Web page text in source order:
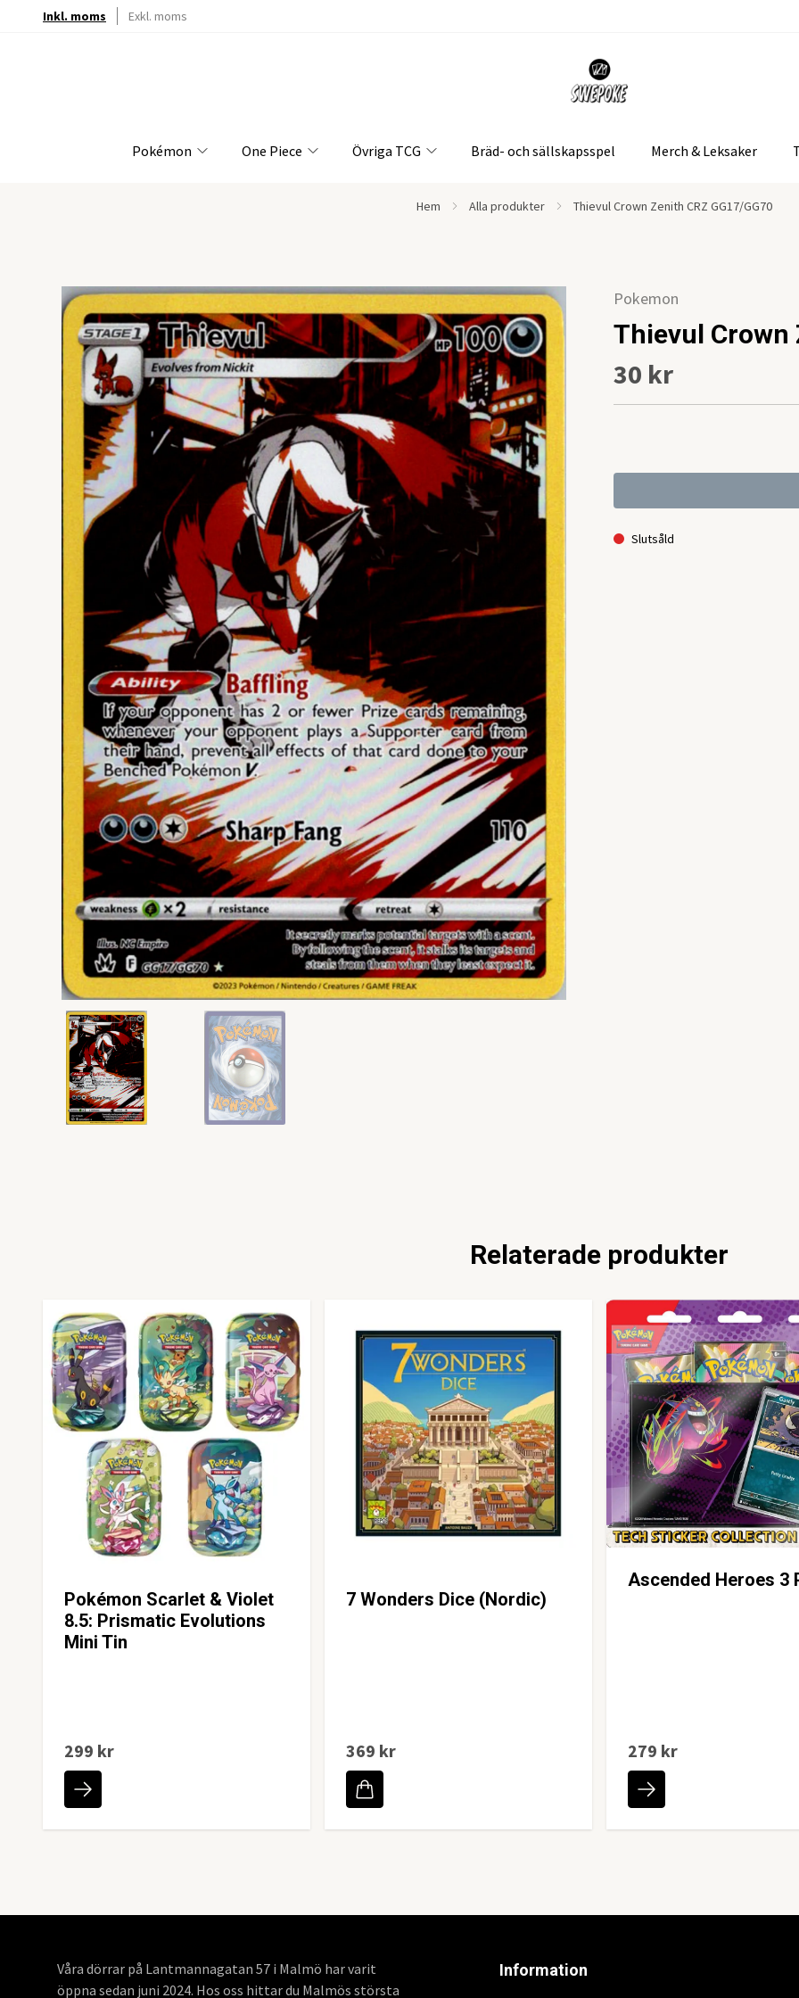
Inkl. moms Exkl. moms
Pokémon One Piece Övriga TCG Bräd- och sällskapsspel Merch & Leksaker
Hem Alla produkter Thievul Crown Zenith CRZ GG17/GG70
Pokemon
Thievul Crown
30 kr
Slutsåld
Relaterade produkter
Pokémon Scarlet & Violet
8.5: Prismatic Evolutions
Mini Tin
299 kr
7 Wonders Dice (Nordic)
369 kr
Ascended Heroes 3
279 kr
Våra dörrar på Lantmannagatan 57 i Malmö har varit
öppna sedan juni 2024. Hos oss hittar du Malmös största
Information